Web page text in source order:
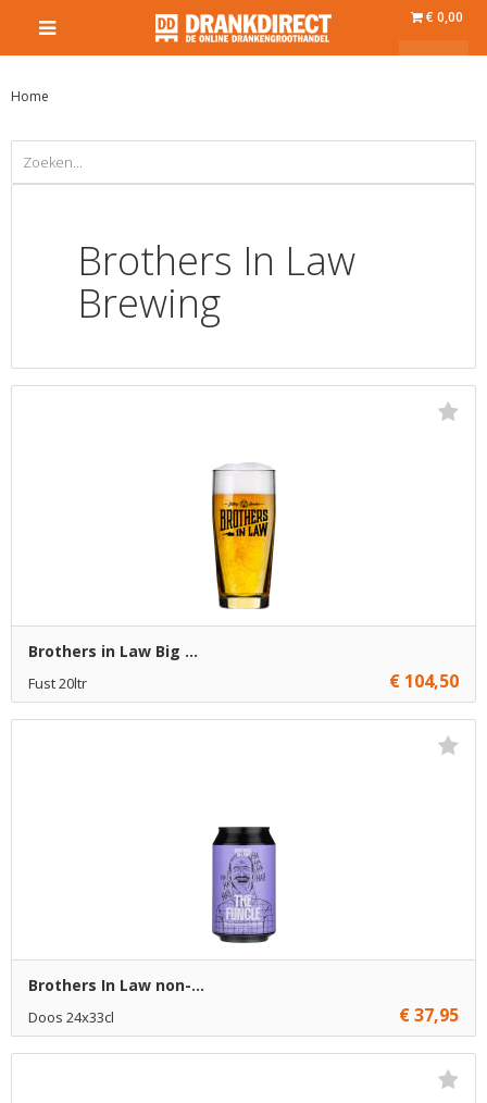
€ 0,00
Home
Brothers In Law
Brewing
Brothers in Law Big ...
Fust 20ltr € 104,50
Brothers In Law non-...
Doos 24x33cl € 37,95